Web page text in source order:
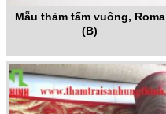
Mẫu thảm tấm vuông, Roma
(B)